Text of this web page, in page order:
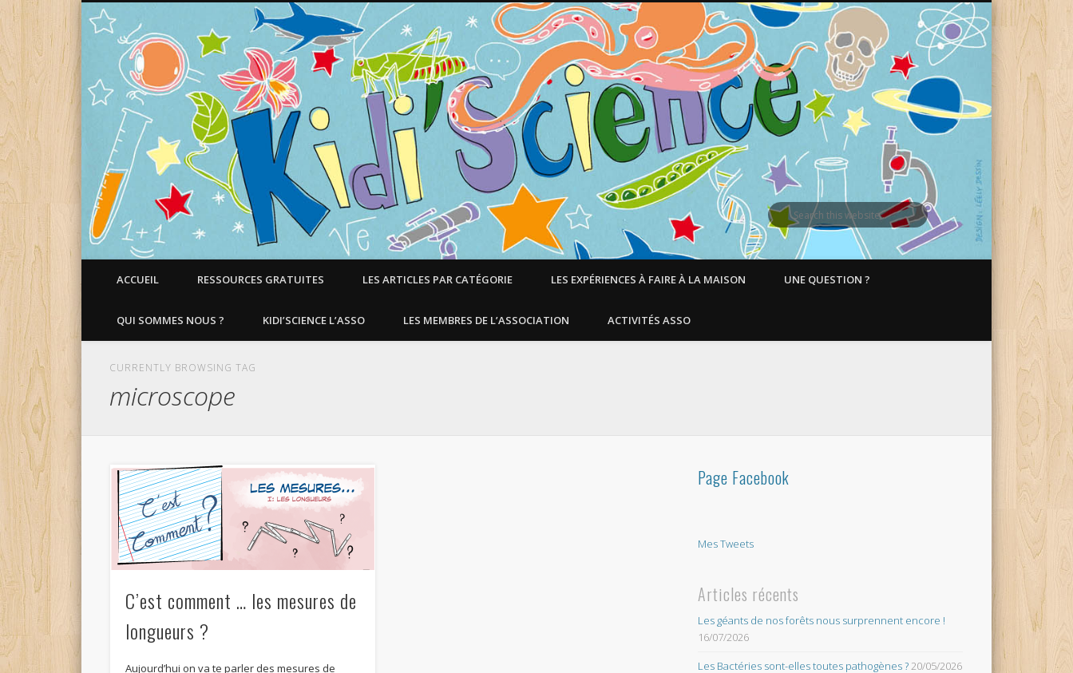
Faire aimer les Sciences aux Enfants !
ACCUEIL RESSOURCES GRATUITES LES ARTICLES PAR CATÉGORIE LES EXPÉRIENCES À FAIRE À LA MAISON UNE QUESTION ?
QUI SOMMES NOUS ? KIDI’SCIENCE L’ASSO LES MEMBRES DE L’ASSOCIATION ACTIVITÉS ASSO
CURRENTLY BROWSING TAG
microscope
C’est comment … les mesures de
longueurs ?
Aujourd’hui on va te parler des mesures de
Page Facebook
Mes Tweets
Articles récents
Les géants de nos forêts nous surprennent encore !
16/07/2026
Les Bactéries sont-elles toutes pathogènes ?20/05/2026